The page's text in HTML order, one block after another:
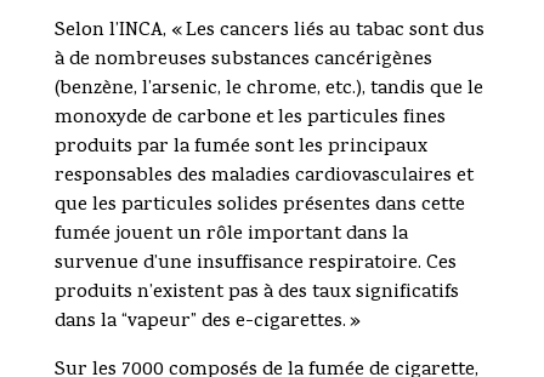
Selon l’INCA, « Les cancers liés au tabac sont dus
à de nombreuses substances cancérigènes
(benzène, l’arsenic, le chrome, etc.), tandis que le
monoxyde de carbone et les particules fines
produits par la fumée sont les principaux
responsables des maladies cardiovasculaires et
que les particules solides présentes dans cette
fumée jouent un rôle important dans la
survenue d’une insuffisance respiratoire. Ces
produits n’existent pas à des taux significatifs
dans la “vapeur” des e-cigarettes. »
Sur les 7000 composés de la fumée de cigarette,